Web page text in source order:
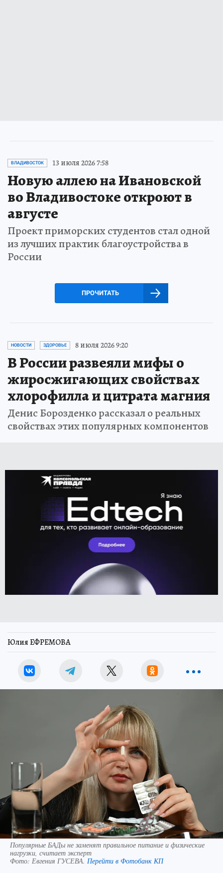
ВЛАДИВОСТОК 13 июля 2026 7:58
Новую аллею на Ивановской
во Владивостоке откроют в
августе
Проект приморских студентов стал одной
из лучших практик благоустройства в
России
ПРОЧИТАТЬ
НОВОСТИ ЗДОРОВЬЕ 8 июля 2026 9:20
В России развеяли мифы о
жиросжигающих свойствах
хлорофилла и цитрата магния
Денис Борозденко рассказал о реальных
свойствах этих популярных компонентов
Юлия ЕФРЕМОВА
Популярные БАДы не заменят правильное питание и физические
нагрузки, считает эксперт
Фото: Евгения ГУСЕВА. Перейти в Фотобанк КП